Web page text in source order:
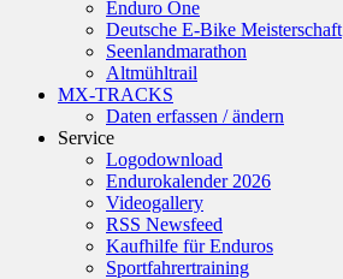
Enduro One
Deutsche E-Bike Meisterschaft
Seenlandmarathon
Altmühltrail
MX-TRACKS
Daten erfassen / ändern
Service
Logodownload
Endurokalender 2026
Videogallery
RSS Newsfeed
Kaufhilfe für Enduros
Sportfahrertraining